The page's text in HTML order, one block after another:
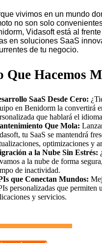
vivimos en un mundo
no son solo
Vidasoft está al
en soluciones SaaS
de tu negocio.
Que Hacemos
SaaS Desde Cero:
en Benidorm la convertirá
que hablará el
Que Mola:
tu SaaS se mantendrá
optimizaciones y
a la Nube Sin Estrés:
a la nube de forma
de inactividad.
que Conectan Mundos:
personalizadas que permiten
y servicios.